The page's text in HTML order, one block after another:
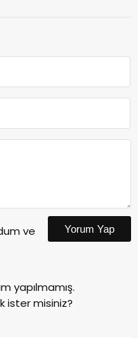
ve
Yorum Yap
yapılmamış.
ister misiniz?